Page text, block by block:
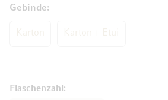
Gebinde
Flaschenzahl